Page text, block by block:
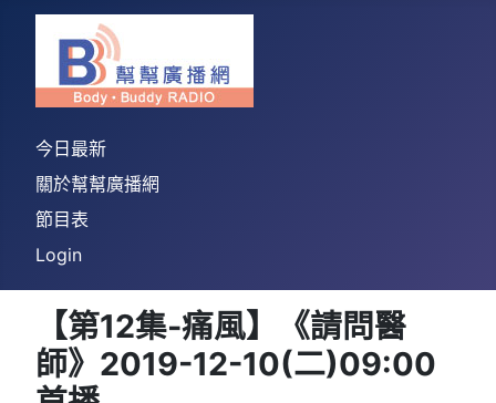
今日最新
關於幫幫廣播網
節目表
Login
【第12集-痛風】《請問醫
師》2019-12-10(二)09:00